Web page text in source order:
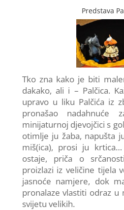
Predstava
Tko zna kako je biti
dakako, ali i – Palčica.
upravo u liku Palčića iz
pronašao
minijaturnoj djevojčici s
otimlje ju žaba, napušta
miš(ica), prosi ju
ostaje, priča o
proizlazi iz veličine tijela
jasnoće namjere, dok
pronalaze vlastiti odraz u
svijetu velikih.